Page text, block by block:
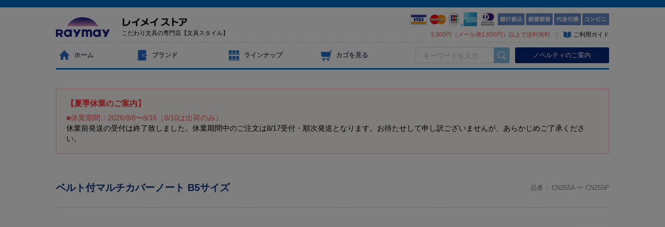
こだわり文具の専門店【文具スタイル】 3,300円（メール便1,650円）以上で送料無料 ご利用ガイド
ノベルティのご案内
ホーム ブランド ラインナップ カゴを見る
【夏季休業のご案内】
■休業期間：2026/8/8〜8/16（8/10は出荷のみ）
休業前発送の受付は終了致しました。休業期間中のご注文は8/17受付・順次発送となります。お待たせして申し訳ございませんが、あらかじめご了承くださ
い。
ベルト付マルチカバーノート B5サイズ 品番： CN255A 〜 CN255P